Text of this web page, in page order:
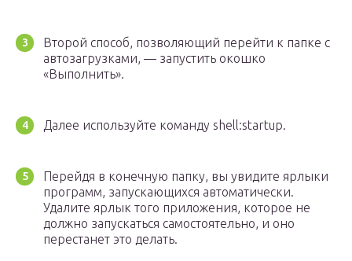
Второй способ, позволяющий перейти к папке с
автозагрузками, — запустить окошко
«Выполнить».
Далее используйте команду shell:startup.
Перейдя в конечную папку, вы увидите ярлыки
программ, запускающихся автоматически.
Удалите ярлык того приложения, которое не
должно запускаться самостоятельно, и оно
перестанет это делать.